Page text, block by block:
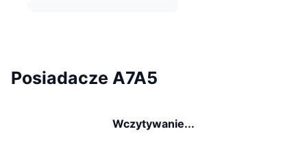
Posiadacze A7A5
Wczytywanie...